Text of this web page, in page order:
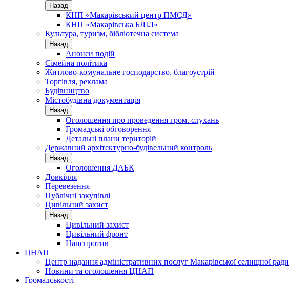
Назад
КНП «Макарівський центр ПМСД»
КНП «Макарівська БЛІЛ»
Культура, туризм, бібліотечна система
Назад
Анонси подій
Сімейна політика
Житлово-комунальне господарство, благоустрій
Торгівля, реклама
Будівництво
Містобудівна документація
Назад
Оголошення про проведення гром. слухань
Громадські обговорення
Детальні плани територій
Державний архітектурно-будівельний контроль
Назад
Оголошення ДАБК
Довкілля
Перевезення
Публічні закупівлі
Цивільний захист
Назад
Цивільний захист
Цивільний фронт
Нацспротив
ЦНАП
Центр надання адміністративних послуг Макарівської селищної ради
Новини та оголошення ЦНАП
Громадськості